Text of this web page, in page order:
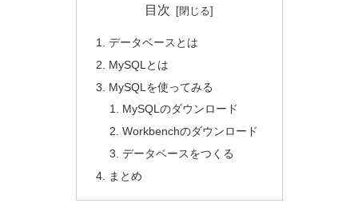
目次
データベースとは
MySQLとは
MySQLを使ってみる
MySQLのダウンロード
Workbenchのダウンロード
データベースをつくる
まとめ